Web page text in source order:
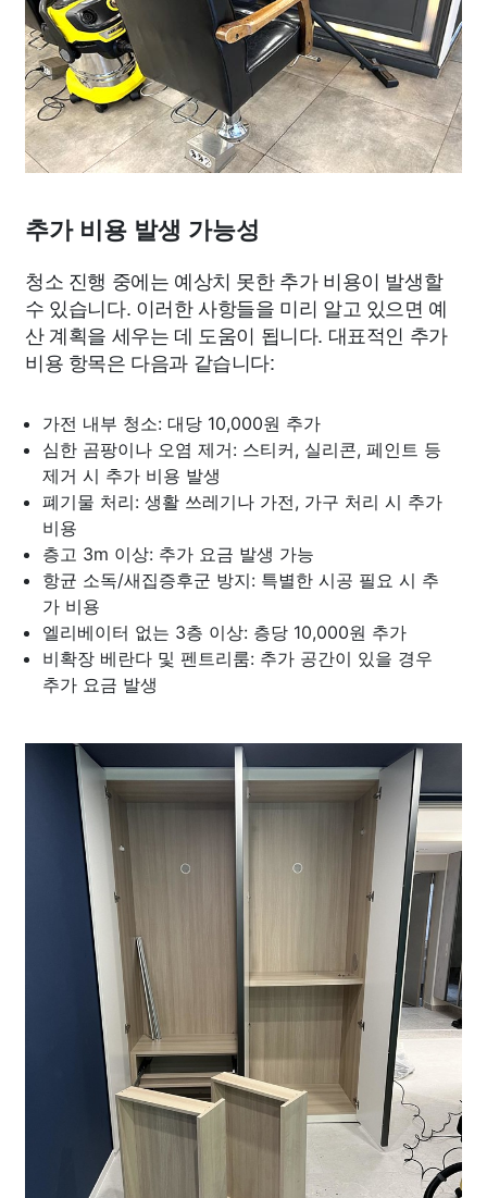
추가 비용 발생 가능성
청소 진행 중에는 예상치 못한 추가 비용이 발생할
수 있습니다. 이러한 사항들을 미리 알고 있으면 예
산 계획을 세우는 데 도움이 됩니다. 대표적인 추가
비용 항목은 다음과 같습니다:
가전 내부 청소: 대당 10,000원 추가
심한 곰팡이나 오염 제거: 스티커, 실리콘, 페인트 등
제거 시 추가 비용 발생
폐기물 처리: 생활 쓰레기나 가전, 가구 처리 시 추가
비용
층고 3m 이상: 추가 요금 발생 가능
항균 소독/새집증후군 방지: 특별한 시공 필요 시 추
가 비용
엘리베이터 없는 3층 이상: 층당 10,000원 추가
비확장 베란다 및 펜트리룸: 추가 공간이 있을 경우
추가 요금 발생